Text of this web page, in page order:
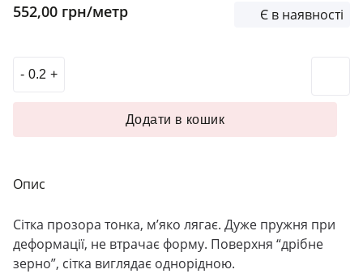
552,00 грн/метр Є в наявності
Опис
Сітка прозора тонка, м’яко лягає. Дуже пружня при
деформації, не втрачає форму. Поверхня “дрібне
зерно”, сітка виглядає однорідною.
#Сітка еластична шир.150 см Alicante floral confetti (мал
Додати в кошик